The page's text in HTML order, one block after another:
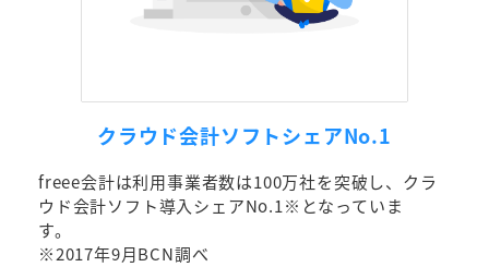
クラウド会計ソフトシェアNo.1
freee会計は利用事業者数は100万社を突破し、クラ
ウド会計ソフト導入シェアNo.1※となっていま
す。
※2017年9月BCN調べ